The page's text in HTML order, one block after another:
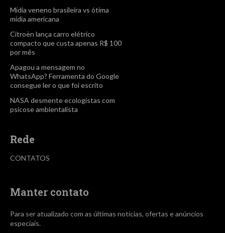
Mídia veneno brasileira vs ótima
mídia americana
Citroën lança carro elétrico
compacto que custa apenas R$ 100
por mês
Apagou a mensagem no
WhatsApp? Ferramenta do Google
consegue ler o que foi escrito
NASA desmente ecologistas com
psicose ambientalista
Rede
CONTATOS
Manter contato
Para ser atualizado com as últimas notícias, ofertas e anúncios
especiais.